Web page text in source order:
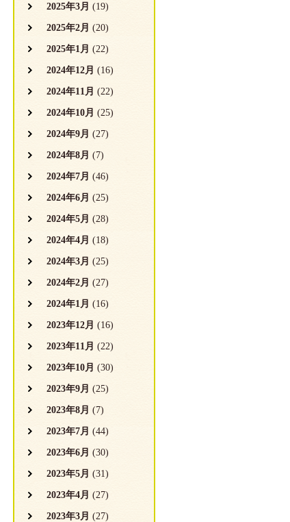
2025年3月 (19)
2025年2月 (20)
2025年1月 (22)
2024年12月 (16)
2024年11月 (22)
2024年10月 (25)
2024年9月 (27)
2024年8月 (7)
2024年7月 (46)
2024年6月 (25)
2024年5月 (28)
2024年4月 (18)
2024年3月 (25)
2024年2月 (27)
2024年1月 (16)
2023年12月 (16)
2023年11月 (22)
2023年10月 (30)
2023年9月 (25)
2023年8月 (7)
2023年7月 (44)
2023年6月 (30)
2023年5月 (31)
2023年4月 (27)
2023年3月 (27)